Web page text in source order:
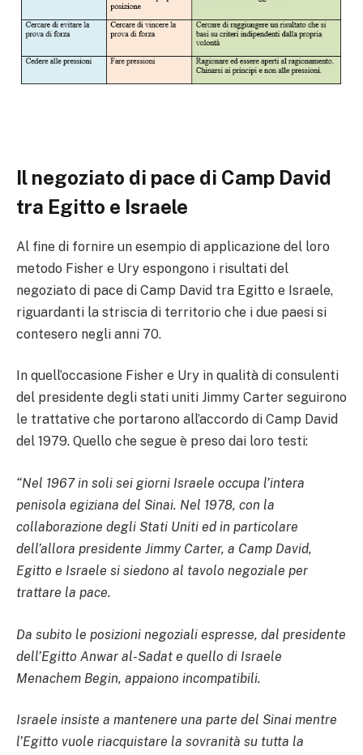
Il negoziato di pace di Camp David
tra Egitto e Israele
Al fine di fornire un esempio di applicazione del loro
metodo Fisher e Ury espongono i risultati del
negoziato di pace di Camp David tra Egitto e Israele,
riguardanti la striscia di territorio che i due paesi si
contesero negli anni 70.
In quell’occasione Fisher e Ury in qualità di consulenti
del presidente degli stati uniti Jimmy Carter seguirono
le trattative che portarono all’accordo di Camp David
del 1979. Quello che segue è preso dai loro testi:
“Nel 1967 in soli sei giorni Israele occupa l’intera
penisola egiziana del Sinai. Nel 1978, con la
collaborazione degli Stati Uniti ed in particolare
dell’allora presidente Jimmy Carter, a Camp David,
Egitto e Israele si siedono al tavolo negoziale per
trattare la pace.
Da subito le posizioni negoziali espresse, dal presidente
dell’Egitto Anwar al-Sadat e quello di Israele
Menachem Begin, appaiono incompatibili.
Israele insiste a mantenere una parte del Sinai mentre
l’Egitto vuole riacquistare la sovranità su tutta la